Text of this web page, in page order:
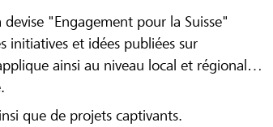
"Engagement pour la Suisse"
initiatives et idées publiées sur
ainsi au niveau local et régional
que de projets captivants.